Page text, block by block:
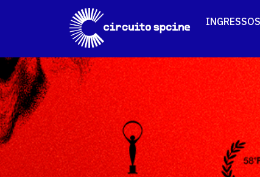
INGRESSOS